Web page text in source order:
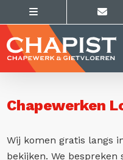
Chapewerken
Wij komen gratis langs
bekijken. We